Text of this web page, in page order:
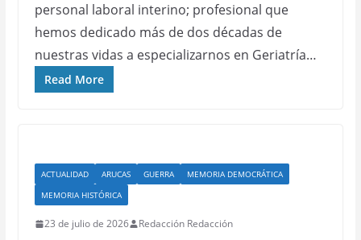
personal laboral interino; profesional que
hemos dedicado más de dos décadas de
nuestras vidas a especializarnos en Geriatría…
Read More
ACTUALIDAD ARUCAS GUERRA
MEMORIA DEMOCRÁTICA
MEMORIA HISTÓRICA
23 de julio de 2026 Redacción Redacción